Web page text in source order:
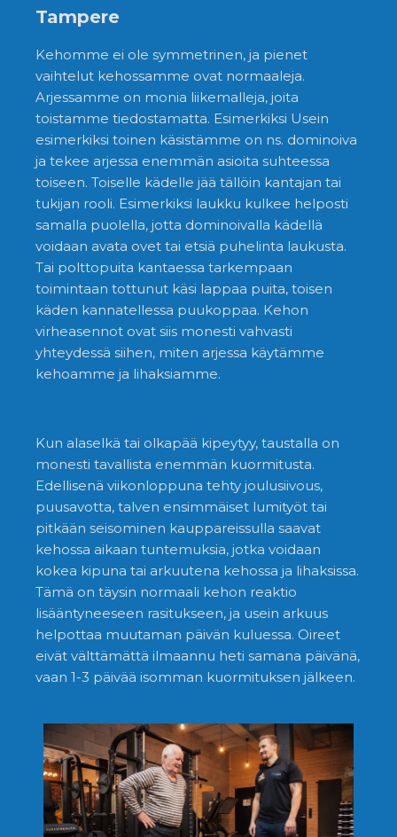
Tampere
Kehomme ei ole symmetrinen, ja pienet
vaihtelut kehossamme ovat normaaleja.
Arjessamme on monia liikemalleja, joita
toistamme tiedostamatta. Esimerkiksi Usein
esimerkiksi toinen käsistämme on ns. dominoiva
ja tekee arjessa enemmän asioita suhteessa
toiseen. Toiselle kädelle jää tällöin kantajan tai
tukijan rooli. Esimerkiksi laukku kulkee helposti
samalla puolella, jotta dominoivalla kädellä
voidaan avata ovet tai etsiä puhelinta laukusta.
Tai polttopuita kantaessa tarkempaan
toimintaan tottunut käsi lappaa puita, toisen
käden kannatellessa puukoppaa. Kehon
virheasennot ovat siis monesti vahvasti
yhteydessä siihen, miten arjessa käytämme
kehoamme ja lihaksiamme.
Kun alaselkä tai olkapää kipeytyy, taustalla on
monesti tavallista enemmän kuormitusta.
Edellisenä viikonloppuna tehty joulusiivous,
puusavotta, talven ensimmäiset lumityöt tai
pitkään seisominen kauppareissulla saavat
kehossa aikaan tuntemuksia, jotka voidaan
kokea kipuna tai arkuutena kehossa ja lihaksissa.
Tämä on täysin normaali kehon reaktio
lisääntyneeseen rasitukseen, ja usein arkuus
helpottaa muutaman päivän kuluessa. Oireet
eivät välttämättä ilmaannu heti samana päivänä,
vaan 1-3 päivää isomman kuormituksen jälkeen.